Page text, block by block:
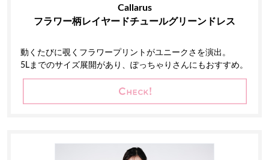
Callarus
フラワー柄レイヤードチュールグリーンドレス
動くたびに覗くフラワープリントがユニークさを演出。
5Lまでのサイズ展開があり、ぽっちゃりさんにもおすすめ。